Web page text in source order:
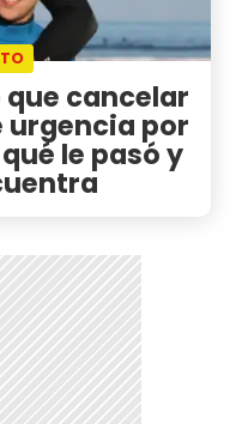
cancelar
urgencia por
le pasó y